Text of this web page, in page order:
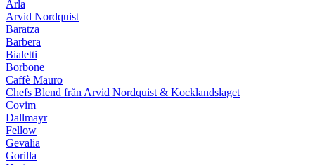
Arla
Arvid Nordquist
Baratza
Barbera
Bialetti
Borbone
Caffè Mauro
Chefs Blend från Arvid Nordquist & Kocklandslaget
Covim
Dallmayr
Fellow
Gevalia
Gorilla